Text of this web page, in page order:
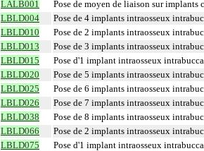
LALB001 Pose de moyen de liaison sur implants
LBLD004 Pose de 4 implants intraosseux
LBLD010 Pose de 2 implants intraosseux
LBLD013 Pose de 3 implants intraosseux
LBLD015 Pose d'1 implant intraosseux
LBLD020 Pose de 5 implants intraosseux
LBLD025 Pose de 6 implants intraosseux
LBLD026 Pose de 7 implants intraosseux
LBLD038 Pose de 8 implants intraosseux
LBLD066 Pose de 2 implants intraosseux
LBLD075 Pose d'1 implant intraosseux